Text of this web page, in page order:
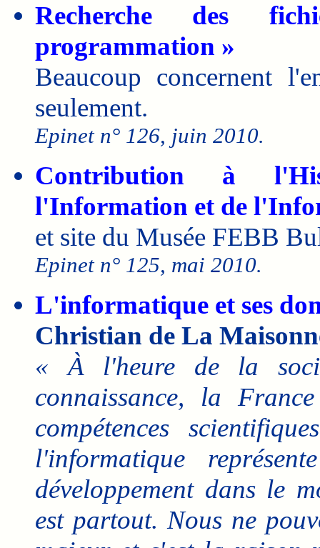
Recherche des
programmation »
Beaucoup concernent
seulement.
Epinet n° 126, juin 2010.
Contribution à
l'Information et de
et site du Musée FEBB
Epinet n° 125, mai 2010.
L'informatique et ses
Christian de La
« À l'heure de la
connaissance, la
compétences
l'informatique
développement dans le
est partout. Nous ne